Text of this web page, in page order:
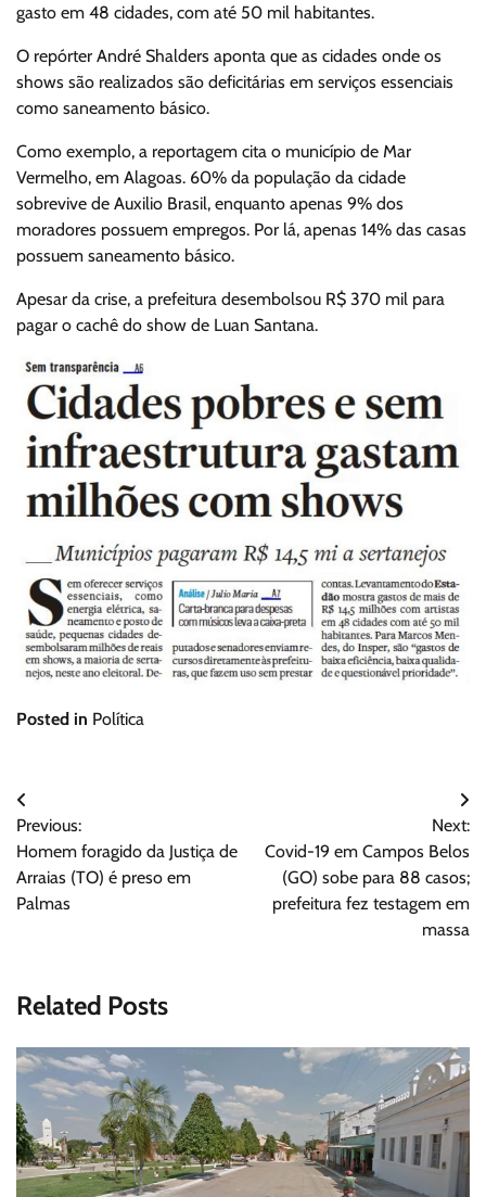
gasto em 48 cidades, com até 50 mil habitantes.
O repórter André Shalders aponta que as cidades onde os
shows são realizados são deficitárias em serviços essenciais
como saneamento básico.
Como exemplo, a reportagem cita o município de Mar
Vermelho, em Alagoas. 60% da população da cidade
sobrevive de Auxilio Brasil, enquanto apenas 9% dos
moradores possuem empregos. Por lá, apenas 14% das casas
possuem saneamento básico.
Apesar da crise, a prefeitura desembolsou R$ 370 mil para
pagar o cachê do show de Luan Santana.
Posted in Política
Navegação
de
Post
Previous:
Homem foragido da Justiça de
Arraias (TO) é preso em
Palmas
Next:
Covid-19 em Campos Belos
(GO) sobe para 88 casos;
prefeitura fez testagem em
massa
Related Posts